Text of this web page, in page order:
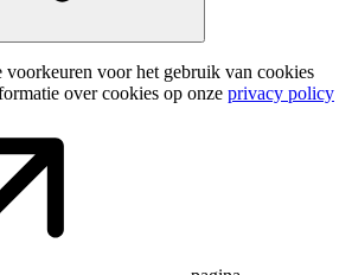
voorkeuren voor het gebruik van cookies
over cookies op onze privacy policy